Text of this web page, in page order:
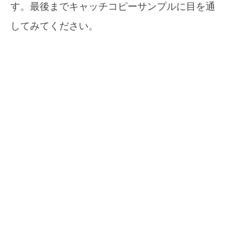
す。最後までキャッチコピーサンプルに目を通
してみてください。